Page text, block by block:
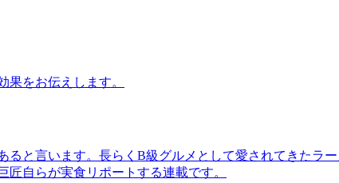
をお伝えします。
と言います。長らくB級グルメとして愛されてきたラ
自らが実食リポートする連載です。